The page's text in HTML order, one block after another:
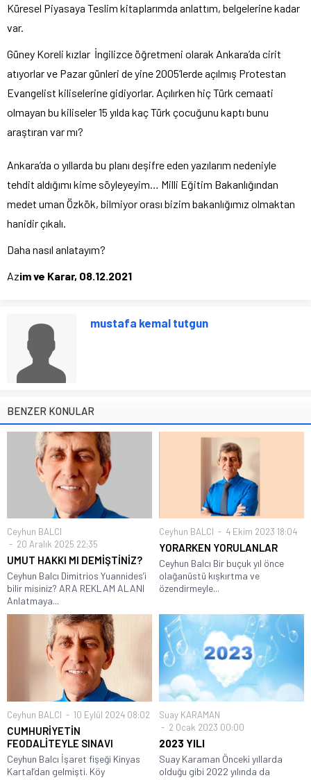
Küresel Piyasaya Teslim kitaplarımda anlattım, belgelerine kadar
var.
Güney Koreli kızlar İngilizce öğretmeni olarak Ankara’da cirit
atıyorlar ve Pazar günleri de yine 2005’lerde açılmış Protestan
Evangelist kiliselerine gidiyorlar. Açılırken hiç Türk cemaati
olmayan bu kiliseler 15 yılda kaç Türk çocuğunu kaptı bunu
araştıran var mı?
Ankara’da o yıllarda bu planı deşifre eden yazılarım nedeniyle
tehdit aldığımı kime söyleyeyim… Milli Eğitim Bakanlığından
medet uman Özkök, bilmiyor orası bizim bakanlığımız olmaktan
hanidir çıkalı.
Daha nasıl anlatayım?
Azim ve Karar, 08.12.2021
mustafa kemal tutgun
BENZER KONULAR
Ceyhun BALCI
20 Aralık 2025 22:35
UMUT HAKKI MI DEMİŞTİNİZ?
Ceyhun Balcı Dimitrios Yuannides’i
bilir misiniz? ARA REKLAM ALANI
Anlatmaya...
Ceyhun BALCI 4 Ekim 2023 18:04
YORARKEN YORULANLAR
Ceyhun Balcı Bir buçuk yıl önce
olağanüstü kışkırtma ve
özendirmeyle...
Ceyhun BALCI 10 Eylül 2024 08:02
CUMHURİYETİN
FEODALİTEYLE SINAVI
Ceyhun Balcı İşaret fişeği Kinyas
Kartal’dan gelmişti. Köy
Suay KARAMAN
2 Ocak 2023 00:00
2023 YILI
Suay Karaman Önceki yıllarda
olduğu gibi 2022 yılında da